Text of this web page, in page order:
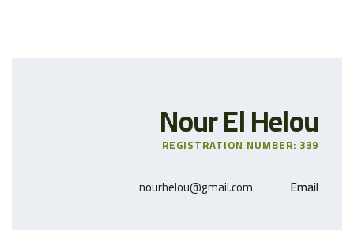
Nour El Helou
REGISTRATION NUMBER: 339
Email
nourhelou@gmail.com